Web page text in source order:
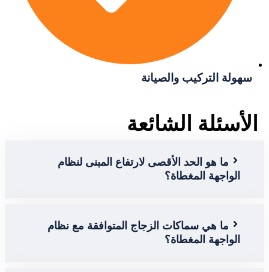
التركيب والصيانة
الشائعة
ما هو الحد الأقصى لارتفاع المبنى لنظام
المغطاة؟
ما هي سماكات الزجاج المتوافقة مع نظام
المغطاة؟